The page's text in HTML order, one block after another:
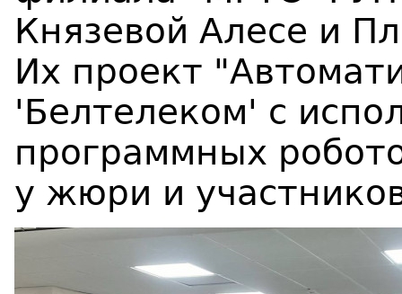
Князевой Алесе и
Их проект
'Белтелеком' с
программных
у жюри и